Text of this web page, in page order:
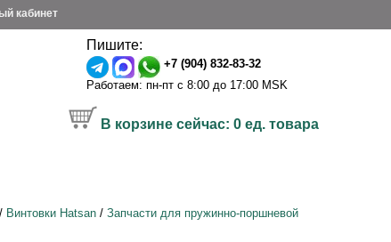
кабинет
Пишите:
+7 (904) 832-83-32
Работаем: пн-пт с 8:00 до 17:00 MSK
В корзине сейчас: 0ед. товара
/ Винтовки Hatsan / Запчасти для пружинно-поршневой